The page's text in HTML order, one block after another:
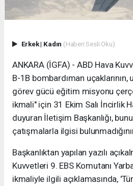
Erkek| Kadın (Haberi Sesli Oku)
ANKARA (İGFA) - ABD Hava
B-1B bombardıman
görev gücü eğitim misyonu
ikmali" için 31 Ekim Salı İncirlik
duyuran İletişim Başkanlığı,
çatışmalarla ilgisi
Başkanlıktan yapılan yazılı
Kuvvetleri 9. EBS Komutanı
ikmaliyle ilgili açıklamasında,